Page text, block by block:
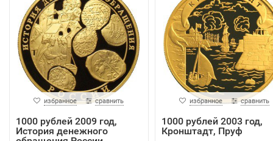
избранное сравнить
1000 рублей 2009 год,
История денежного
избранное сравнить
1000 рублей 2003 год,
Кронштадт, Пруф